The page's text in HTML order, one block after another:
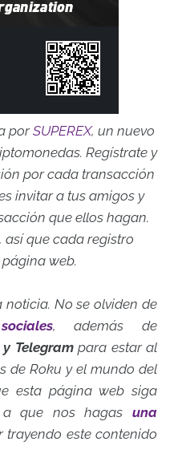
porSUPEREX, un nuevo
Regístrate y
por cada transacción
invitar a tus amigos y
que ellos hagan.
así que cada registro
web.
No se olviden de
, además de
Telegrampara estar al
de Roku y el mundo del
esta página web siga
a que nos hagas una
trayendo este contenido